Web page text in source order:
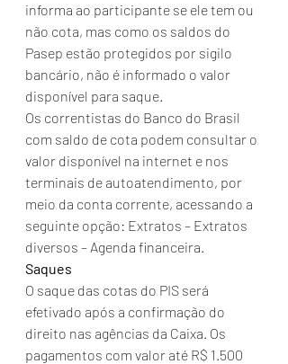
informa ao participante se ele tem ou
não cota, mas como os saldos do
Pasep estão protegidos por sigilo
bancário, não é informado o valor
disponível para saque.
Os correntistas do Banco do Brasil
com saldo de cota podem consultar o
valor disponível na internet e nos
terminais de autoatendimento, por
meio da conta corrente, acessando a
seguinte opção: Extratos – Extratos
diversos – Agenda financeira.
Saques
O saque das cotas do PIS será
efetivado após a confirmação do
direito nas agências da Caixa. Os
pagamentos com valor até R$ 1.500